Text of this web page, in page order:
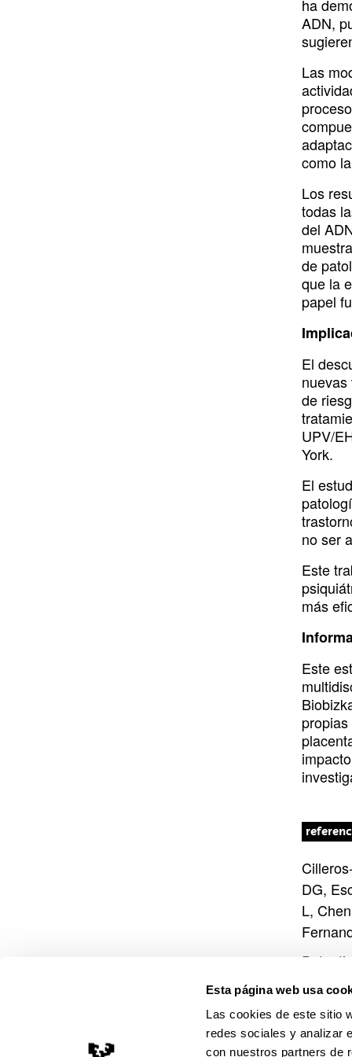
Esta página web usa
Las cookies de este sitio
redes sociales y analizar
con nuestros partners de
ha
ADN,
Las
como
Los
todas
del
de
que la
papel
El
de
UPV/
York.
El
no ser
Este
más
Este
DG,
L,
Nature
DOI: